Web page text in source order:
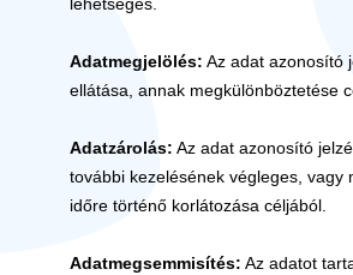
lehetséges.
Adatmegjelölés: Az adat azonosító
ellátása, annak megkülönböztetése
Adatzárolás: Az adat azonosító
további kezelésének végleges, vagy
időre történő korlátozása céljából.
Adatmegsemmisítés: Az adatot